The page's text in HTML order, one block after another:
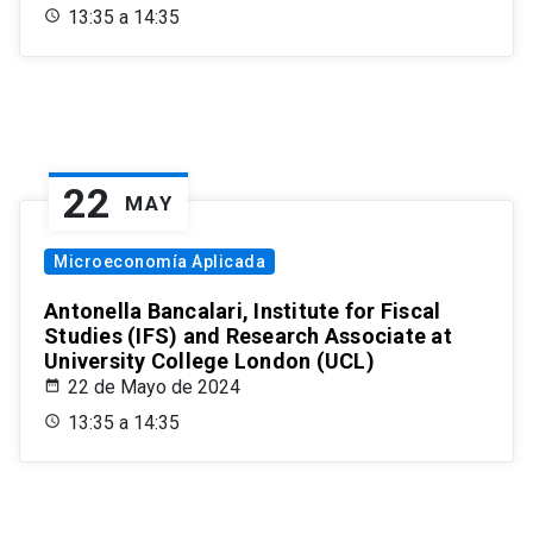
13:35 a 14:35
22 MAY
Microeconomía Aplicada
Antonella Bancalari, Institute for Fiscal
Studies (IFS) and Research Associate at
University College London (UCL)
22 de Mayo de 2024
13:35 a 14:35